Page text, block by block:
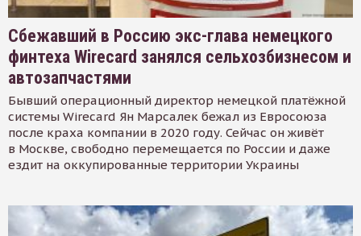
Сбежавший в Россию экс-глава немецкого
финтеха Wirecard занялся сельхозбизнесом и
автозапчастями
Бывший операционный директор немецкой платёжной
системы Wirecard Ян Марсалек бежал из Евросоюза
после краха компании в 2020 году. Сейчас он живёт
в Москве, свободно перемещается по России и даже
ездит на оккупированные территории Украины